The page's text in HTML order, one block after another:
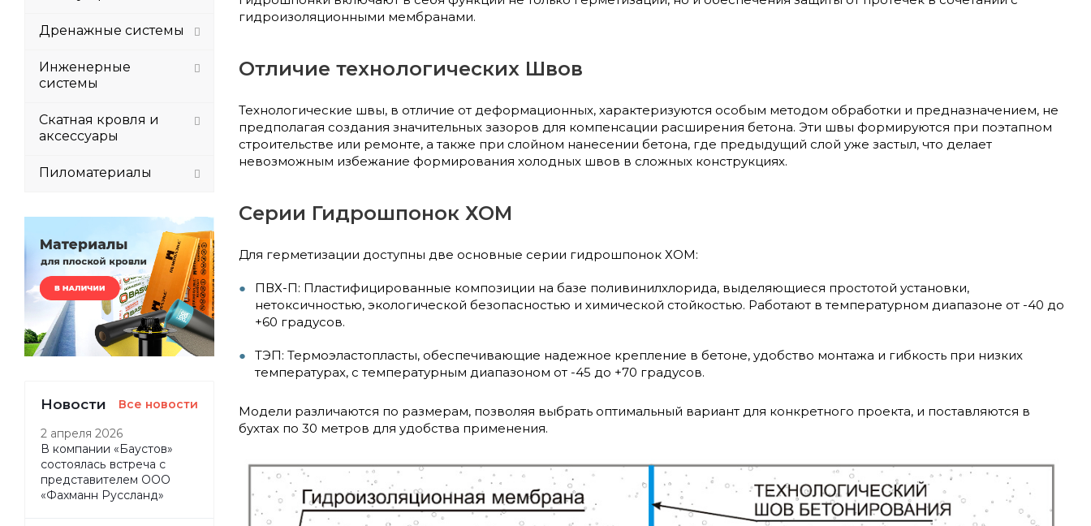
гидроизоляционными мембранами.
Отличие технологических Швов
Технологические швы, в отличие от деформационных, характеризуются особым методом обработки и предназначением, не
предполагая создания значительных зазоров для компенсации расширения бетона. Эти швы формируются при поэтапном
строительстве или ремонте, а также при слойном нанесении бетона, где предыдущий слой уже застыл, что делает
невозможным избежание формирования холодных швов в сложных конструкциях.
Серии Гидрошпонок ХОМ
Для герметизации доступны две основные серии гидрошпонок ХОМ:
ПВХ-П: Пластифицированные композиции на базе поливинилхлорида, выделяющиеся простотой установки,
нетоксичностью, экологической безопасностью и химической стойкостью. Работают в температурном диапазоне от -40 до
+60 градусов.
ТЭП: Термоэластопласты, обеспечивающие надежное крепление в бетоне, удобство монтажа и гибкость при низких
температурах, с температурным диапазоном от -45 до +70 градусов.
Модели различаются по размерам, позволяя выбрать оптимальный вариант для конкретного проекта, и поставляются в
бухтах по 30 метров для удобства применения.
Дренажные системы
Инженерные
системы
Скатная кровля и
аксессуары
Пиломатериалы
Новости Все новости
2 апреля 2026
В компании «Баустов»
состоялась встреча с
представителем ООО
«Фахманн Руссланд»